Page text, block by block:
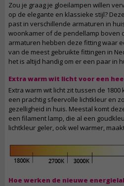
Zou je graag je gloeilampen willen
op de elegante en klassieke stijl?
past in verschillende armaturen in
woonkamer of de pendellamp boven
armaturen hebben deze fitting waar
van de meest gebruikte fittingen in
het is altijd handig om er een paar in
Extra warm wit licht voor een
Extra warm wit licht zit tussen de 1800
een prachtig sfeervolle lichtkleur en
gezelligheid in huis. Meestal komt
een filament lamp, die al een
lichtkleur geler, ook wel warmer,
Hoe werken de nieuwe